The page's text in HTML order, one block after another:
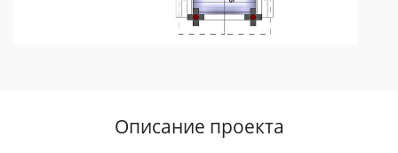
Описание проекта